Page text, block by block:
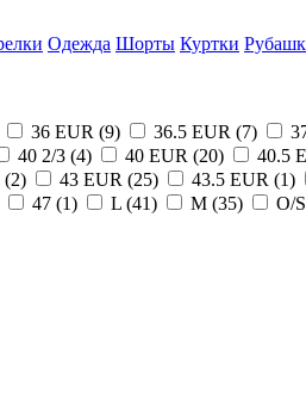
Одежда Шорты Куртки
36 EUR (9) 36.5 EUR (7)
40 2/3 (4) 40 EUR (20) 40.5
(2) 43 EUR (25) 43.5 EUR (1)
47 (1) L (41) M (35) O/